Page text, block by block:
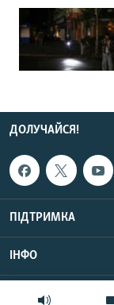
ДОЛУЧАЙСЯ!
ПІДТРИМКА
ІНФО